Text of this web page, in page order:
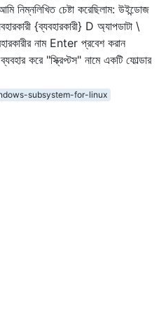
নিম্নলিখিত চেষ্টা করেছিলাম: উইন্ডোজ
{ব্যবহারকারী} D অ্যাপডাটা \
নাম Enter প্রবেশ করান
করে "স্ক্রিপ্টস" নামে একটি ফোল্ডার
subsystem-for-linux